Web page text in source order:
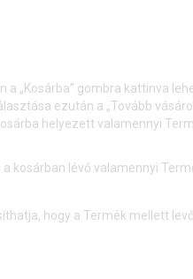
„Kosárba” gombra kattinva
ezután a „Tovább
helyezett valamennyi
kosárban lévő valamennyi
hogy a Termék mellett